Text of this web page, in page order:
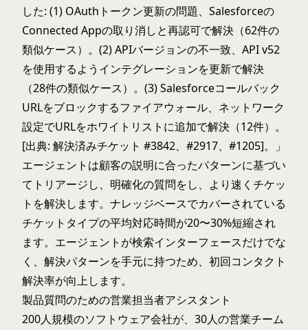
した: (1) OAuthトークン更新の問題、Salesforceの
Connected Appの取り消しと再認可で解決（62件の
類似ケース）。(2) APIバージョンの不一致、API v52
を使用するようインテグレーションを更新で解決
（28件の類似ケース）。(3) Salesforceコールバック
URLをブロックするファイアウォール、ネットワーク
設定でURLをホワイトリストに追加で解決（12件）。
[出典: 解決済みチケット #3842、#2917、#1205]。」
エージェントは顧客の説明に合ったパターンに基づい
てトリアージし、明確化の質問をし、より速くチケッ
トを解決します。ナレッジベースでカバーされている
チケットタイプの平均対応時間が20〜30%短縮され
ます。エージェントが検索インターフェースだけでな
く、解決パターンを手元に持つため、初回コンタクト
解決率が向上します。
製品質問のための営業担当者アシスタント
200人規模のソフトウェア会社が、30人の営業チーム